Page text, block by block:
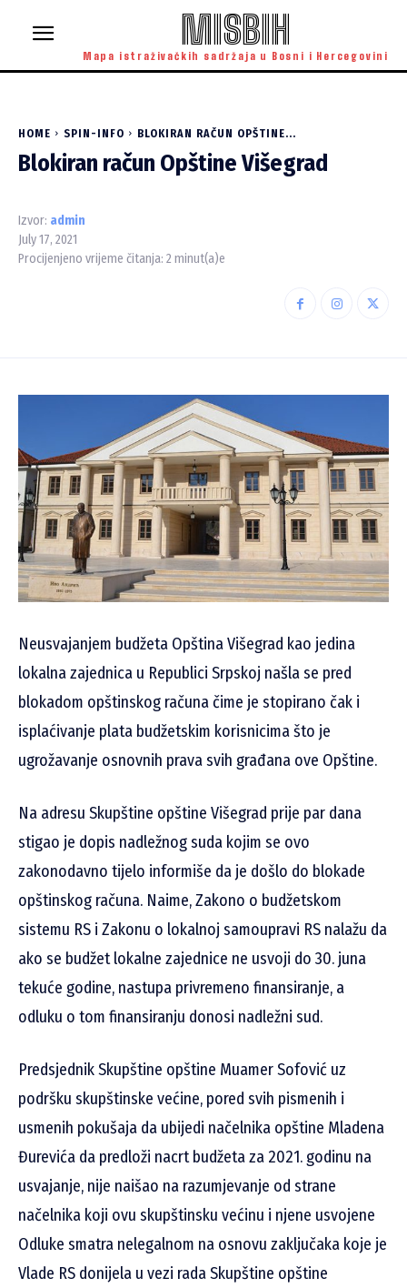
MISBIH
Mapa istraživačkih sadržaja u Bosni i Hercegovini
HOME SPIN-INFO BLOKIRAN RAČUN OPŠTINE...
Blokiran račun Opštine Višegrad
Izvor: admin
July 17, 2021
Procijenjeno vrijeme čitanja: 2 minut(a)e
Neusvajanjem budžeta Opština Višegrad kao jedina
lokalna zajednica u Republici Srpskoj našla se pred
blokadom opštinskog računa čime je stopirano čak i
isplaćivanje plata budžetskim korisnicima što je
ugrožavanje osnovnih prava svih građana ove Opštine.
Na adresu Skupštine opštine Višegrad prije par dana
stigao je dopis nadležnog suda kojim se ovo
zakonodavno tijelo informiše da je došlo do blokade
opštinskog računa. Naime, Zakono o budžetskom
sistemu RS i Zakonu o lokalnoj samoupravi RS nalažu da
ako se budžet lokalne zajednice ne usvoji do 30. juna
tekuće godine, nastupa privremeno finansiranje, a
odluku o tom finansiranju donosi nadležni sud.
Predsjednik Skupštine opštine Muamer Sofović uz
podršku skupštinske većine, pored svih pismenih i
usmenih pokušaja da ubijedi načelnika opštine Mladena
Đurevića da predloži nacrt budžeta za 2021. godinu na
usvajanje, nije naišao na razumjevanje od strane
načelnika koji ovu skupštinsku većinu i njene usvojene
Odluke smatra nelegalnom na osnovu zaključaka koje je
Vlade RS donijela u vezi rada Skupštine opštine